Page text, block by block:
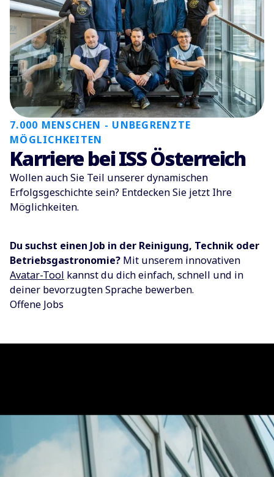
7.000 MENSCHEN - UNBEGRENZTE
MÖGLICHKEITEN
Karriere bei ISS Österreich
Wollen auch Sie Teil unserer dynamischen
Erfolgsgeschichte sein? Entdecken Sie jetzt Ihre
Möglichkeiten.
Du suchst einen Job in der Reinigung, Technik oder
Betriebsgastronomie? Mit unserem innovativen
Avatar-Tool kannst du dich einfach, schnell und in
deiner bevorzugten Sprache bewerben.
Offene Jobs